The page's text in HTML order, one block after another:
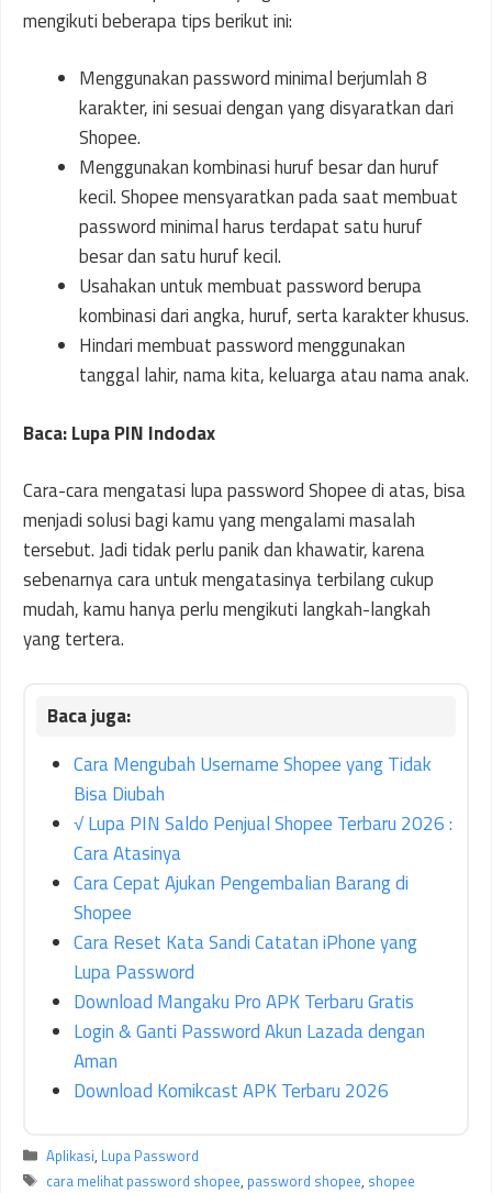
mengikuti beberapa tips berikut ini:
Menggunakan password minimal berjumlah 8
karakter, ini sesuai dengan yang disyaratkan dari
Shopee.
Menggunakan kombinasi huruf besar dan huruf
kecil. Shopee mensyaratkan pada saat membuat
password minimal harus terdapat satu huruf
besar dan satu huruf kecil.
Usahakan untuk membuat password berupa
kombinasi dari angka, huruf, serta karakter khusus.
Hindari membuat password menggunakan
tanggal lahir, nama kita, keluarga atau nama anak.
Baca: Lupa PIN Indodax
Cara-cara mengatasi lupa password Shopee di atas, bisa
menjadi solusi bagi kamu yang mengalami masalah
tersebut. Jadi tidak perlu panik dan khawatir, karena
sebenarnya cara untuk mengatasinya terbilang cukup
mudah, kamu hanya perlu mengikuti langkah-langkah
yang tertera.
Cara Mengubah Username Shopee yang Tidak
Bisa Diubah
√ Lupa PIN Saldo Penjual Shopee Terbaru 2026 :
Cara Atasinya
Cara Cepat Ajukan Pengembalian Barang di
Shopee
Cara Reset Kata Sandi Catatan iPhone yang
Lupa Password
Download Mangaku Pro APK Terbaru Gratis
Login & Ganti Password Akun Lazada dengan
Aman
Download Komikcast APK Terbaru 2026
Kategori
Aplikasi, Lupa Password
Tag
cara melihat password shopee, password shopee, shopee